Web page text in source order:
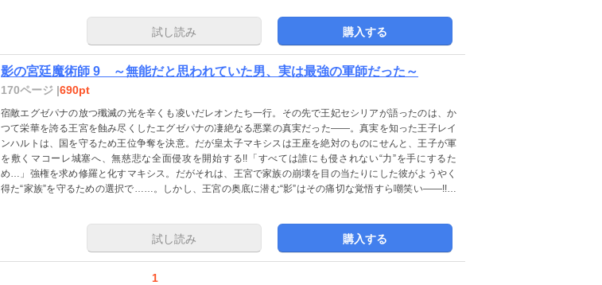
試し読み 購入する
影の宮廷魔術師 9 ～無能だと思われていた男、実は最強の軍師だった～
170ページ |690pt
宿敵エグゼパナの放つ殲滅の光を辛くも凌いだレオンたち一行。その先で王妃セシリアが語ったのは、か
つて栄華を誇る王宮を蝕み尽くしたエグゼパナの凄絶なる悪業の真実だった――。真実を知った王子レイ
ンハルトは、国を守るため王位争奪を決意。だが皇太子マキシスは王座を絶対のものにせんと、王子が軍
を敷くマコーレ城塞へ、無慈悲な全面侵攻を開始する!!「すべては誰にも侵されない“力”を手にするた
め…」強権を求め修羅と化すマキシス。だがそれは、王宮で家族の崩壊を目の当たりにした彼がようやく
得た“家族”を守るための選択で……。しかし、王宮の奥底に潜む“影”はその痛切な覚悟すら嘲笑い――!!国
試し読み 購入する
1